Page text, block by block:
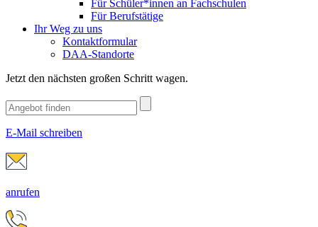
Für Schüler*innen an Fachschulen
Für Berufstätige
Ihr Weg zu uns
Kontaktformular
DAA-Standorte
Jetzt den nächsten großen Schritt wagen.
E-Mail schreiben
anrufen